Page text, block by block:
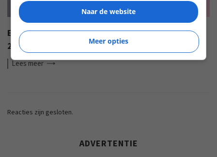
EISA AWARDS: WAT ZIJN DE BESTE PRODUCTEN VAN
2022?
Lees meer
Reacties zijn gesloten.
ADVERTENTIE
Naar de website
Meer opties